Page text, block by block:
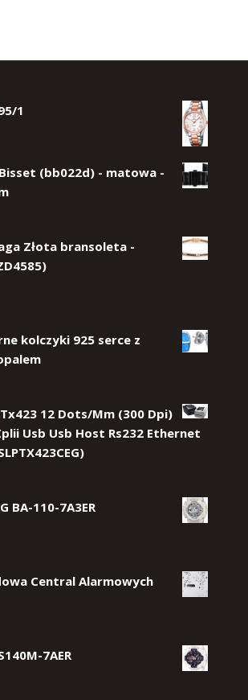
1
(bb022d) - matowa -
Złota bransoleta -
kolczyki 925 serce z
12 Dots/Mm (300 Dpi)
Usb Usb Host Rs232 Ethernet
BA-110-7A3ER
Central Alarmowych
7AER